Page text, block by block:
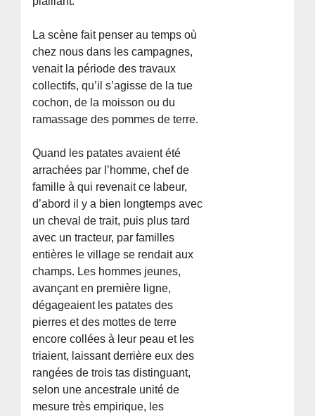
La scène fait penser au temps où
chez nous dans les campagnes,
venait la période des travaux
collectifs, qu’il s’agisse de la tue
cochon, de la moisson ou du
ramassage des pommes de terre.
Quand les patates avaient été
arrachées par l’homme, chef de
famille à qui revenait ce labeur,
d’abord il y a bien longtemps avec
un cheval de trait, puis plus tard
avec un tracteur, par familles
entières le village se rendait aux
champs. Les hommes jeunes,
avançant en première ligne,
dégageaient les patates des
pierres et des mottes de terre
encore collées à leur peau et les
triaient, laissant derrière eux des
rangées de trois tas distinguant,
selon une ancestrale unité de
mesure très empirique, les